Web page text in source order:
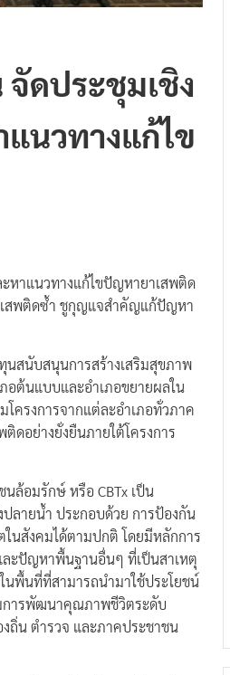
ดประชุมเชิง
นวทางแก้ไข
หาแนวทางแก้ไขปัญหายาเสพติด
เสพติดซ้ำ ชูกุญแจสำคัญแก้ปัญหา
นสนับสนุนการสร้างเสริมสุขภาพ
อต้นแบบและอำเภอขยายผลใน
โครงการจากแต่ละอำเภอทั่วภาค
ดอย่างยั่งยืนภายใต้โครงการ
นล้อมรักษ์ หรือ CBTx เป็น
ลายน้ำ ประกอบด้วย การป้องกัน
นสังคมได้ตามปกติ โดยมีหลักการ
ละปัญหาพื้นฐานอื่นๆ ที่เป็นสาเหตุ
นพื้นที่ที่สามารถนำมาใช้ประโยชน์
การพัฒนาคุณภาพชีวิตระดับ
ถิ่น ตำรวจ และภาคประชาชน